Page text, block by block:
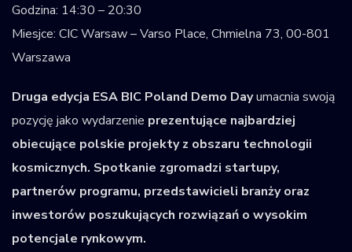
Godzina: 14:30 – 20:30
Miesjce: CIC Warsaw – Varso Place, Chmielna 73, 00-801
Warszawa
Druga edycja ESA BIC Poland Demo Dayumacnia swoją
pozycję jako wydarzenie prezentujące najbardziej
obiecujące polskie projekty z obszaru technologii
kosmicznych. Spotkanie zgromadzi startupy,
partnerów programu, przedstawicieli branży oraz
inwestorów poszukujących rozwiązań o wysokim
potencjale rynkowym.